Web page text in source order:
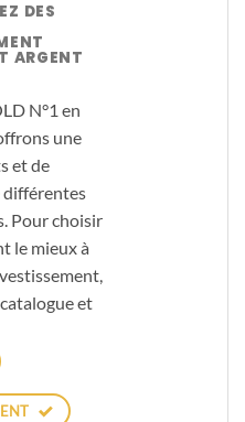
DES
ARGENT
N°1 en
une
et de
différentes
Pour choisir
le mieux à
et